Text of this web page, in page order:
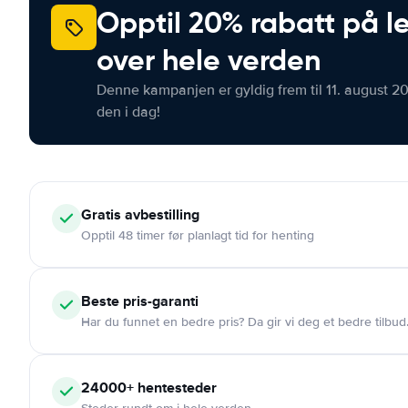
Opptil 20% rabatt på
over hele verden
Denne kampanjen er gyldig frem til 11. august
den i dag!
Gratis avbestilling
Opptil 48 timer før planlagt tid for henting
Beste pris-garanti
Har du funnet en bedre pris? Da gir vi deg et bedre tilbud.
24000+ hentesteder